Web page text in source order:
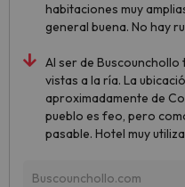
habitaciones muy
general buena. No hay
Al ser de
vistas a la ría. La
aproximadamente de
pueblo es feo, pero
pasable. Hotel muy